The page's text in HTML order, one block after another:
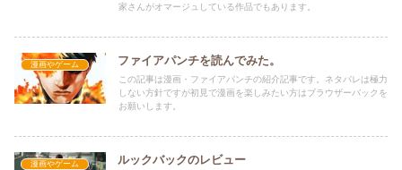
家さんがオマージュしている作品でもあります。
漫画やゲーム ファイアパンチを読んでみた。
この記事は漫画・ファイアパンチの紹介記事です。ネタバレは極力
しない方針ですが初見で漫画を楽しみたい方はブラウザーバックを
お願いします。
漫画やゲーム ルックバックのレビュー